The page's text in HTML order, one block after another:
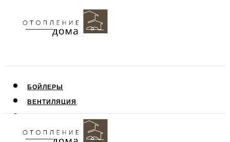
БОЙЛЕРЫ
ВЕНТИЛЯЦИЯ
ПОТОЛОК